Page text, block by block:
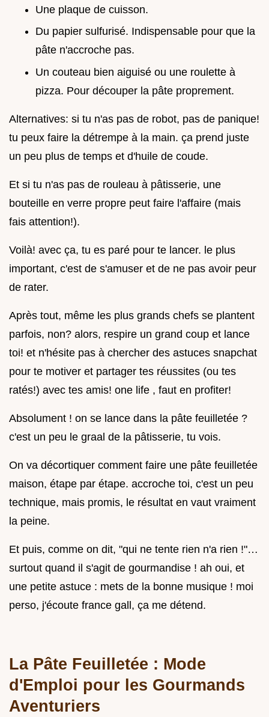
Une plaque de cuisson.
Du papier sulfurisé. Indispensable pour que la
pâte n'accroche pas.
Un couteau bien aiguisé ou une roulette à
pizza. Pour découper la pâte proprement.
Alternatives: si tu n'as pas de robot, pas de panique!
tu peux faire la détrempe à la main. ça prend juste
un peu plus de temps et d'huile de coude.
Et si tu n'as pas de rouleau à pâtisserie, une
bouteille en verre propre peut faire l'affaire (mais
fais attention!).
Voilà! avec ça, tu es paré pour te lancer. le plus
important, c'est de s'amuser et de ne pas avoir peur
de rater.
Après tout, même les plus grands chefs se plantent
parfois, non? alors, respire un grand coup et lance
toi! et n'hésite pas à chercher des astuces snapchat
pour te motiver et partager tes réussites (ou tes
ratés!) avec tes amis! one life , faut en profiter!
Absolument ! on se lance dans la pâte feuilletée ?
c'est un peu le graal de la pâtisserie, tu vois.
On va décortiquer comment faire une pâte feuilletée
maison, étape par étape. accroche toi, c'est un peu
technique, mais promis, le résultat en vaut vraiment
la peine.
Et puis, comme on dit, "qui ne tente rien n'a rien !"…
surtout quand il s'agit de gourmandise ! ah oui, et
une petite astuce : mets de la bonne musique ! moi
perso, j'écoute france gall, ça me détend.
La Pâte Feuilletée : Mode
d'Emploi pour les Gourmands
Aventuriers